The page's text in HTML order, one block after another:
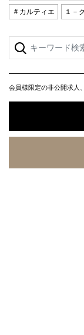
＃カルティエ １－
会員様限定の非公開求人